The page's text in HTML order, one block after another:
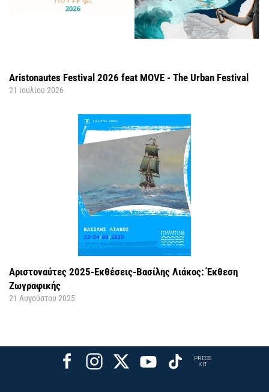
Aristonautes Festival 2026 feat MOVE - The Urban Festival
21 Ιουλίου 2026
Αριστοναύτες 2025-Εκθέσεις-Βασίλης Λιάκος: Έκθεση
Ζωγραφικής
21 Αυγούστου 2025
PRESS
KIT